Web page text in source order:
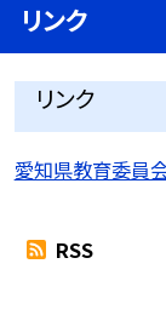
リンク
リンク
愛知県教育委員
RSS